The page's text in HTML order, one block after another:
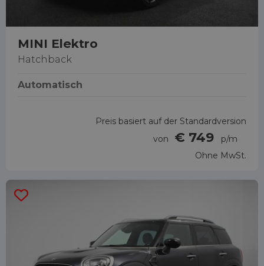
MINI Elektro
Hatchback
Automatisch
Preis basiert auf der Standardversion
von
€ 749
p/m
Ohne MwSt.